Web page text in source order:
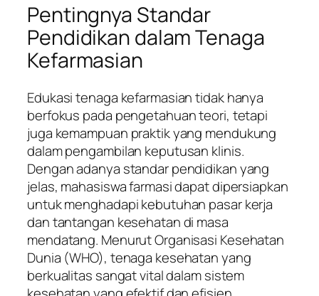
Pentingnya Standar
Pendidikan dalam Tenaga
Kefarmasian
Edukasi tenaga kefarmasian tidak hanya
berfokus pada pengetahuan teori, tetapi
juga kemampuan praktik yang mendukung
dalam pengambilan keputusan klinis.
Dengan adanya standar pendidikan yang
jelas, mahasiswa farmasi dapat dipersiapkan
untuk menghadapi kebutuhan pasar kerja
dan tantangan kesehatan di masa
mendatang. Menurut Organisasi Kesehatan
Dunia (WHO), tenaga kesehatan yang
berkualitas sangat vital dalam sistem